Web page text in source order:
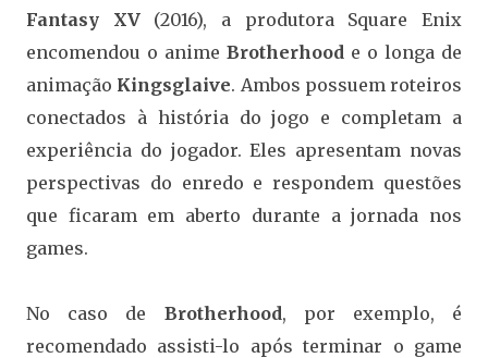
Fantasy XV(2016), a produtora Square Enix
encomendou o anime Brotherhood e o longa de
animação Kingsglaive. Ambos possuem roteiros
conectados à história do jogo e completam a
experiência do jogador. Eles apresentam novas
perspectivas do enredo e respondem questões
que ficaram em aberto durante a jornada nos
games.
No caso de Brotherhood, por exemplo, é
recomendado assisti-lo após terminar o game